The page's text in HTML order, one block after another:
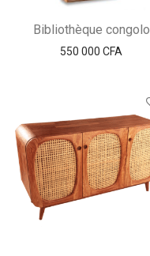
Bibliothèque congolo
550 000 CFA